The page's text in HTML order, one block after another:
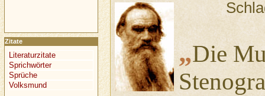
„Die
Zitate
Literaturzitate
Sprichwörter
Sprüche
Volksmund